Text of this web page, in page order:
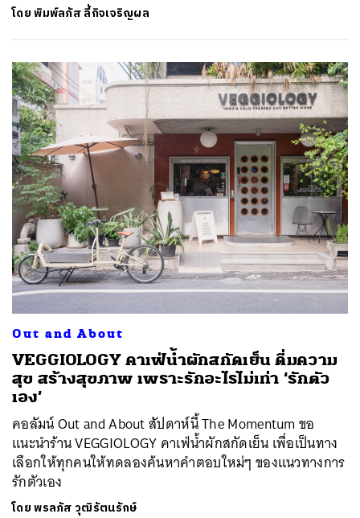
โดยพิมพ์ลภัส ลี้กิจเจริญผล
Out and About
VEGGIOLOGY คาเฟ่น้ำผักสกัดเย็น ดื่มความ
สุข สร้างสุขภาพ เพราะรักอะไรไม่เท่า ‘รักตัว
เอง’
คอลัมน์ Out and About สัปดาห์นี้ The Momentum ขอ
แนะนำร้าน VEGGIOLOGY คาเฟ่น้ำผักสกัดเย็น เพื่อเป็นทาง
เลือกให้ทุกคนให้ทดลองค้นหาคำตอบใหม่ๆ ของแนวทางการ
รักตัวเอง
โดยพรลภัส วุฒิรัตนรักษ์